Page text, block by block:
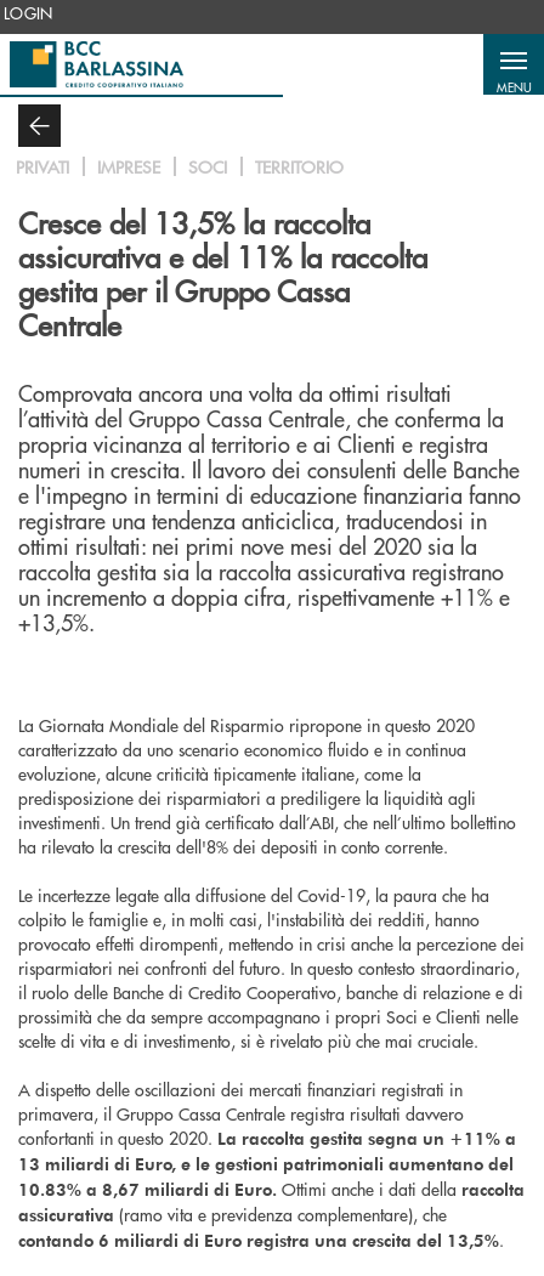
Salta al contenuto principale
LOGIN
MENU
PRIVATI IMPRESE SOCI TERRITORIO
Cresce del 13,5% la raccolta
assicurativa e del 11% la raccolta
gestita per il Gruppo Cassa
Centrale
Comprovata ancora una volta da ottimi risultati
l’attività del Gruppo Cassa Centrale, che conferma la
propria vicinanza al territorio e ai Clienti e registra
numeri in crescita. Il lavoro dei consulenti delle Banche
e l'impegno in termini di educazione finanziaria fanno
registrare una tendenza anticiclica, traducendosi in
ottimi risultati: nei primi nove mesi del 2020 sia la
raccolta gestita sia la raccolta assicurativa registrano
un incremento a doppia cifra, rispettivamente +11% e
+13,5%.
La Giornata Mondiale del Risparmio ripropone in questo 2020
caratterizzato da uno scenario economico fluido e in continua
evoluzione, alcune criticità tipicamente italiane, come la
predisposizione dei risparmiatori a prediligere la liquidità agli
investimenti. Un trend già certificato dall’ABI, che nell’ultimo bollettino
ha rilevato la crescita dell'8% dei depositi in conto corrente.
Le incertezze legate alla diffusione del Covid-19, la paura che ha
colpito le famiglie e, in molti casi, l'instabilità dei redditi, hanno
provocato effetti dirompenti, mettendo in crisi anche la percezione dei
risparmiatori nei confronti del futuro. In questo contesto straordinario,
il ruolo delle Banche di Credito Cooperativo, banche di relazione e di
prossimità che da sempre accompagnano i propri Soci e Clienti nelle
scelte di vita e di investimento, si è rivelato più che mai cruciale.
A dispetto delle oscillazioni dei mercati finanziari registrati in
primavera, il Gruppo Cassa Centrale registra risultati davvero
confortanti in questo 2020. La raccolta gestita segna un +11% a
13 miliardi di Euro, e le gestioni patrimoniali aumentano del
10.83% a 8,67 miliardi di Euro. Ottimi anche i dati della raccolta
assicurativa (ramo vita e previdenza complementare), che
contando 6 miliardi di Euro registra una crescita del 13,5%.